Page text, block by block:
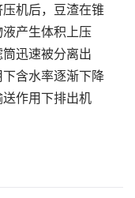
机后，豆渣在锥
产生体积上压
迅速被分离出
含水率逐渐下降
作用下排出机